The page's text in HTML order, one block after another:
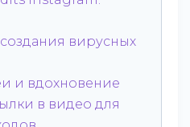
вирусных
и вдохновение
в видео для